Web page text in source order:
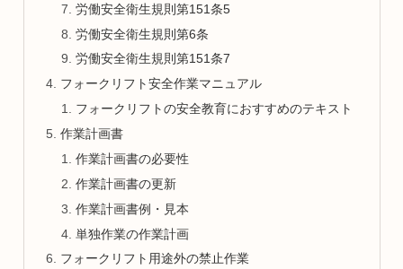
労働安全衛生規則第151条5
労働安全衛生規則第6条
労働安全衛生規則第151条7
フォークリフト安全作業マニュアル
フォークリフトの安全教育におすすめのテキスト
作業計画書
作業計画書の必要性
作業計画書の更新
作業計画書例・見本
単独作業の作業計画
フォークリフト用途外の禁止作業